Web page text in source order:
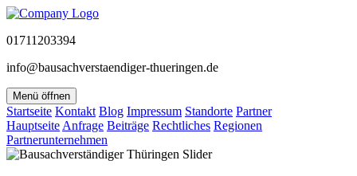
01711203394
info@bausachverstaendiger-thueringen.de
Menü öffnen
Startseite Kontakt Blog Impressum Standorte Partner
Hauptseite Anfrage Beiträge Rechtliches Regionen
Partnerunternehmen